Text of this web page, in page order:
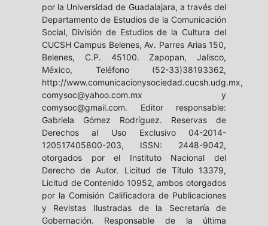
por la Universidad de Guadalajara, a través del
Departamento de Estudios de la Comunicación
Social, División de Estudios de la Cultura del
CUCSH Campus Belenes, Av. Parres Arias 150,
Belenes, C.P. 45100. Zapopan, Jalisco,
México, Teléfono (52-33)38193362,
http://www.comunicacionysociedad.cucsh.udg.mx,
comysoc@yahoo.com.mx y
comysoc@gmail.com. Editor responsable:
Gabriela Gómez Rodríguez. Reservas de
Derechos al Uso Exclusivo 04-2014-
120517405800-203, ISSN: 2448-9042,
otorgados por el Instituto Nacional del
Derecho de Autor. Licitud de Título 13379,
Licitud de Contenido 10952, ambos otorgados
por la Comisión Calificadora de Publicaciones
y Revistas Ilustradas de la Secretaría de
Gobernación. Responsable de la última